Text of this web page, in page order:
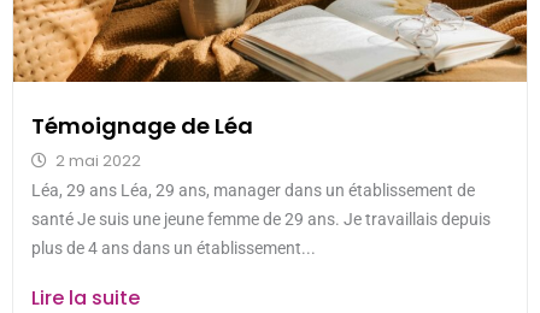
Témoignage de Léa
2 mai 2022
Léa, 29 ans Léa, 29 ans, manager dans un établissement de
santé Je suis une jeune femme de 29 ans. Je travaillais depuis
plus de 4 ans dans un établissement...
Lire la suite